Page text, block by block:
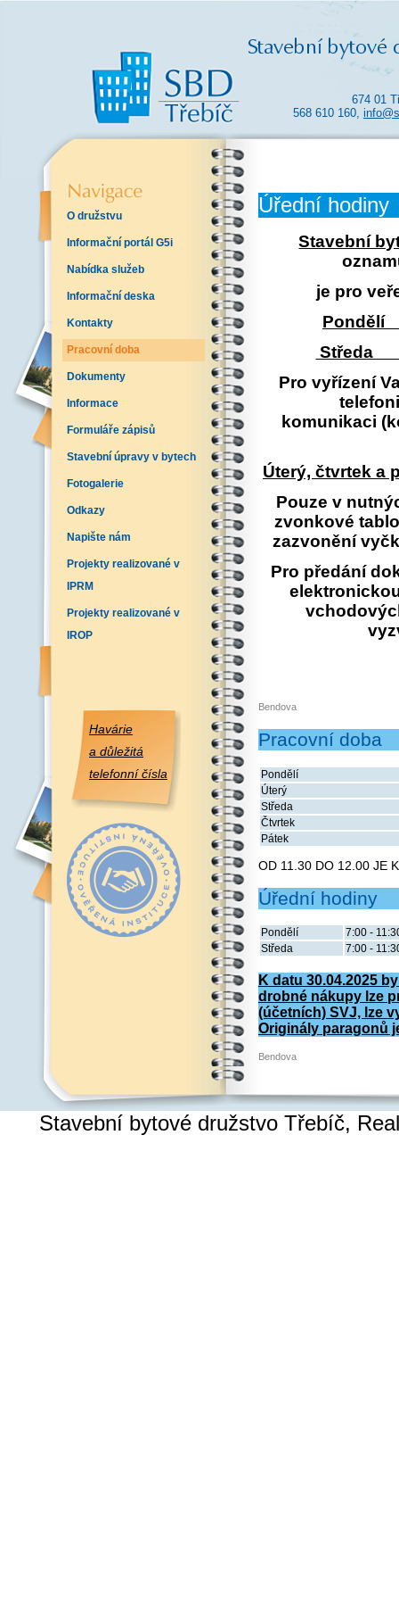
674 01
568 610 160,
O družstvu
Informační portál G5i
Nabídka služeb
Informační deska
Kontakty
Pracovní doba
Dokumenty
Informace
Formuláře zápisů
Stavební úpravy v bytech
Fotogalerie
Odkazy
Napište nám
Projekty realizované v
IPRM
Projekty realizované v
IROP
Havárie
a důležitá
telefonní čísla
Úřední hodiny
Stavební
je pro
Pondělí
Středa
Pro vyřízení
komunikaci
Úterý, čtvrtek a
Pouze v
zvonkové
zazvonění
Pro předání
Bendova
Pracovní doba
Pondělí
Úterý
Středa
Čtvrtek
Pátek
OD 11.30 DO 12.00 JE
Úřední hodiny
Pondělí
7:00 -
Středa
7:00 -
K datu 30.04.2025
drobné nákupy lze
(účetních) SVJ, lze
Originály paragonů
Bendova
Stavební bytové družstvo Třebíč,